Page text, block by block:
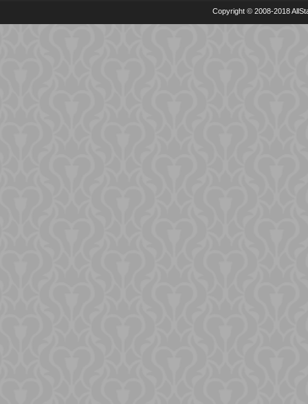
Copyright © 2008-2018